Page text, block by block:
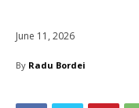
June 11, 2026
By Radu Bordei